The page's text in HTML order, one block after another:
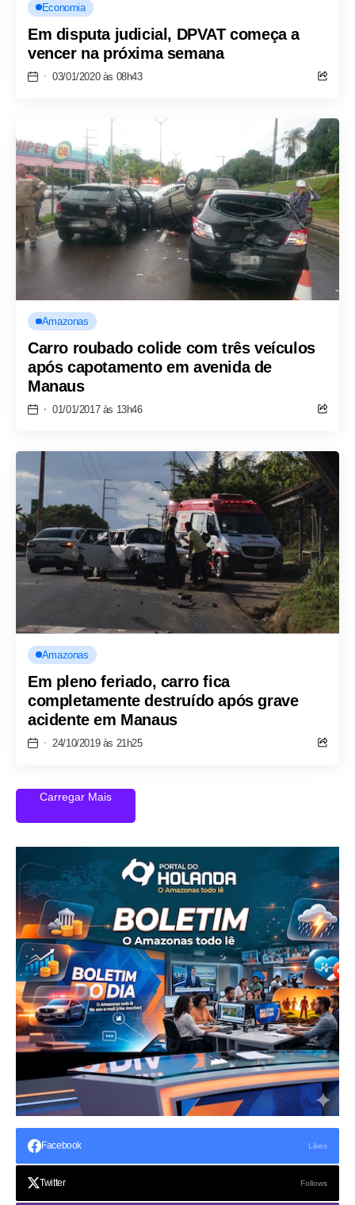
Economia
Em disputa judicial, DPVAT começa a
vencer na próxima semana
03/01/2020 às 08h43
Amazonas
Carro roubado colide com três veículos
após capotamento em avenida de
Manaus
01/01/2017 às 13h46
Amazonas
Em pleno feriado, carro fica
completamente destruído após grave
acidente em Manaus
24/10/2019 às 21h25
Carregar Mais
Facebook Likes
Twitter Follows